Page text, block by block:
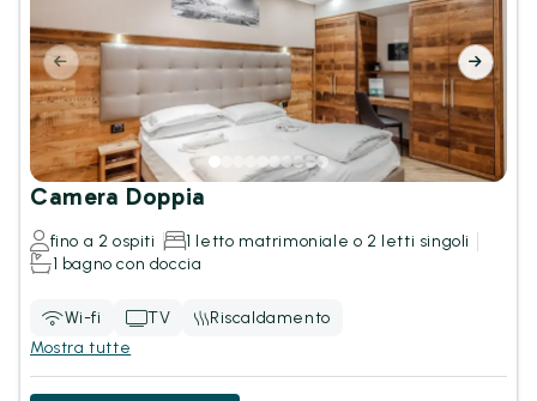
Camera Doppia
fino a 2 ospiti
1 letto matrimoniale o 2 letti singoli
1 bagno con doccia
Wi-fi TV
Riscaldamento
Mostra tutte